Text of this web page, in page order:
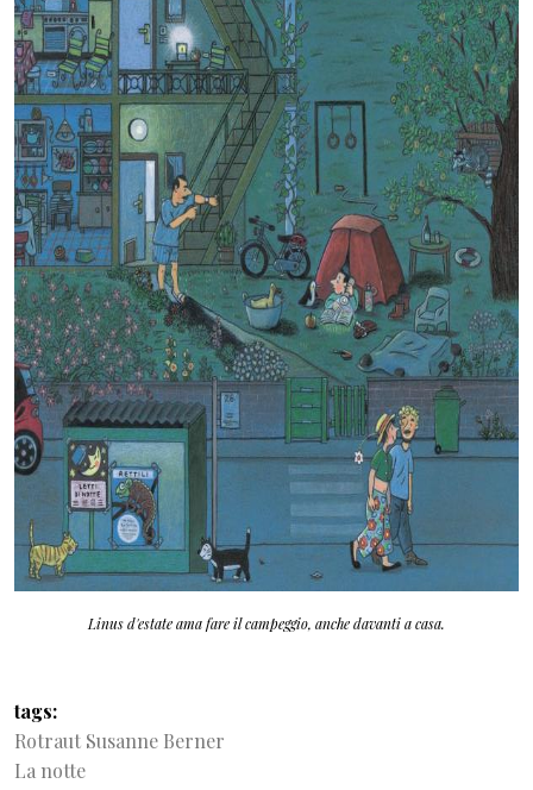
Linus d'estate ama fare il campeggio, anche davanti a casa.
tags
Rotraut Susanne Berner
La notte